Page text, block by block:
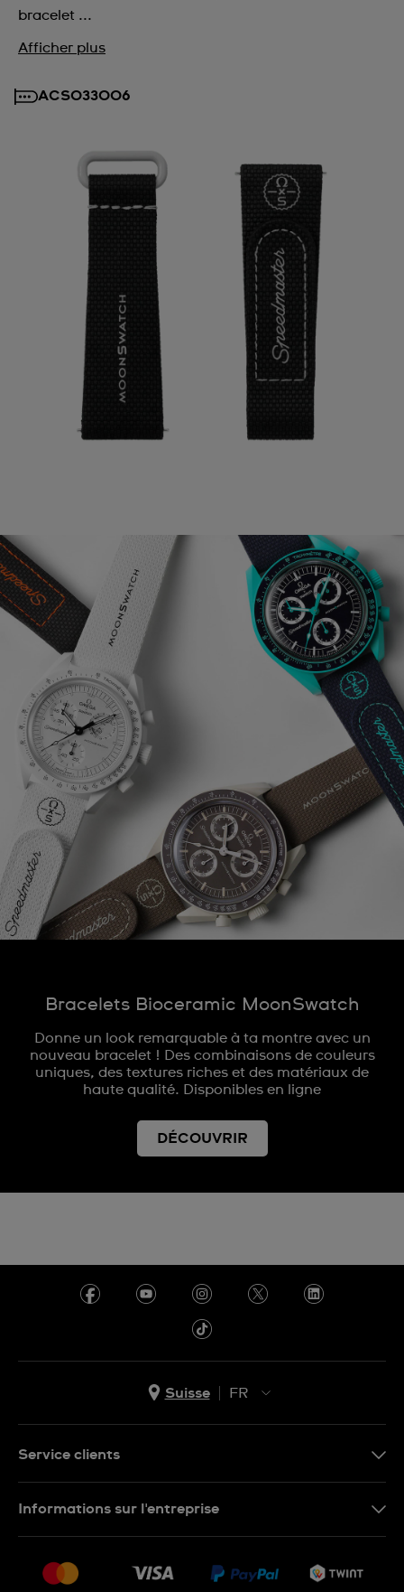
bracelet ...
Afficher plus
ACSO33006
Bracelets Bioceramic MoonSwatch
Donne un look remarquable à ta montre avec un
nouveau bracelet ! Des combinaisons de couleurs
uniques, des textures riches et des matériaux de
haute qualité. Disponibles en ligne
DÉCOUVRIR
Suisse
FR
IT
Service clients
Retours
Informations sur l'entreprise
Jobs